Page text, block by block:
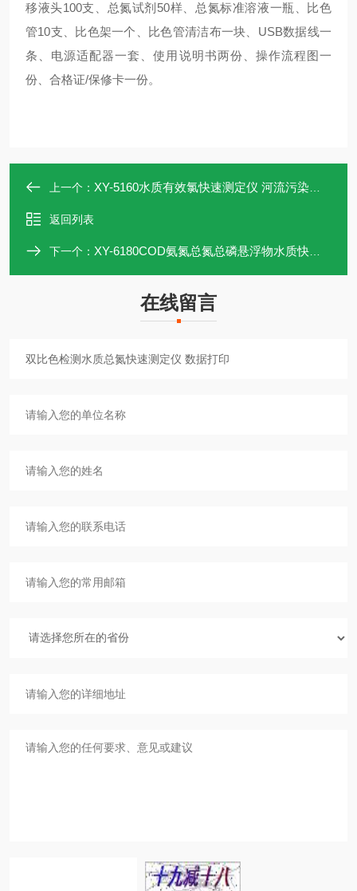
移液头100支、总氮试剂50样、总氮标准溶液一瓶、比色
管10支、比色架一个、比色管清洁布一块、USB数据线一
条、电源适配器一套、使用说明书两份、操作流程图一
份、合格证/保修卡一份。
上一个： XY-5160水质有效氯快速测定仪 河流污染分析仪
返回列表
下一个： XY-6180COD氨氮总氮总磷悬浮物水质快速测定仪
在线留言